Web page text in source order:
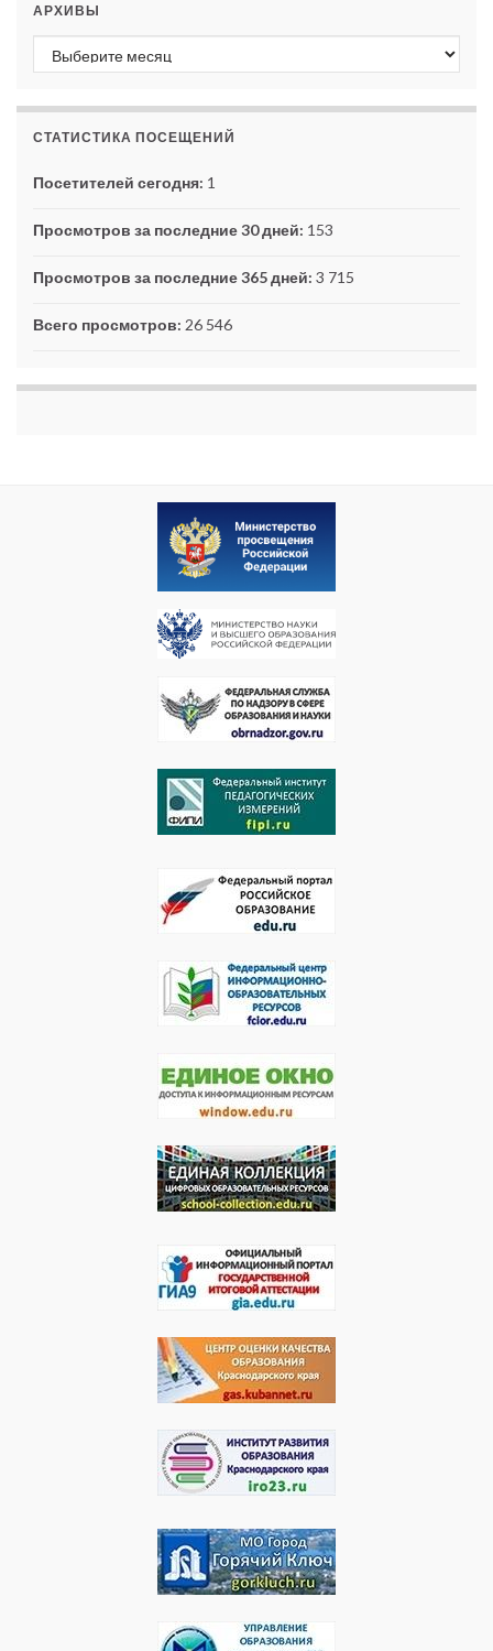
АРХИВЫ
Архивы
СТАТИСТИКА ПОСЕЩЕНИЙ
Посетителей сегодня: 1
Просмотров за последние 30 дней: 153
Просмотров за последние 365 дней: 3 715
Всего просмотров: 26 546